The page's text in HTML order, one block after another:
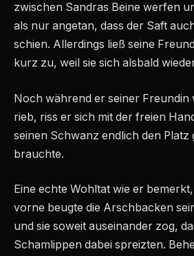
zwischen Sandras Beine werfen
als nur angetan, dass der Saft
schien. Allerdings ließ seine
kurz zu, weil sie sich alsbald
Noch während er seiner Freundin
rieb, riss er sich mit der freien
seinen Schwanz endlich den Platz
brauchte.
Eine echte Wohltat wie er
vorne beugte die Arschbacken
und sie soweit auseinander zog,
Schamlippen dabei spreizten.